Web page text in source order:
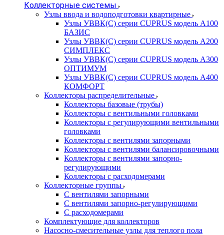
Коллекторные системы
Узлы ввода и водоподготовки квартирные
Узлы УВВК(С) серии CUPRUS модель А100
БАЗИС
Узлы УВВК(С) серии CUPRUS модель А200
СИМПЛЕКС
Узлы УВВК(С) серии CUPRUS модель А300
ОПТИМУМ
Узлы УВВК(С) серии CUPRUS модель А400
КОМФОРТ
Коллекторы распределительные
Коллекторы базовые (трубы)
Коллекторы с вентильными головками
Коллекторы с регулирующими вентильными
головками
Коллекторы с вентилями запорными
Коллекторы с вентилями балансировочными
Коллекторы с вентилями запорно-
регулирующими
Коллекторы с расходомерами
Коллекторные группы
С вентилями запорными
С вентилями запорно-регулирующими
С расходомерами
Комплектующие для коллекторов
Насосно-смесительные узлы для теплого пола